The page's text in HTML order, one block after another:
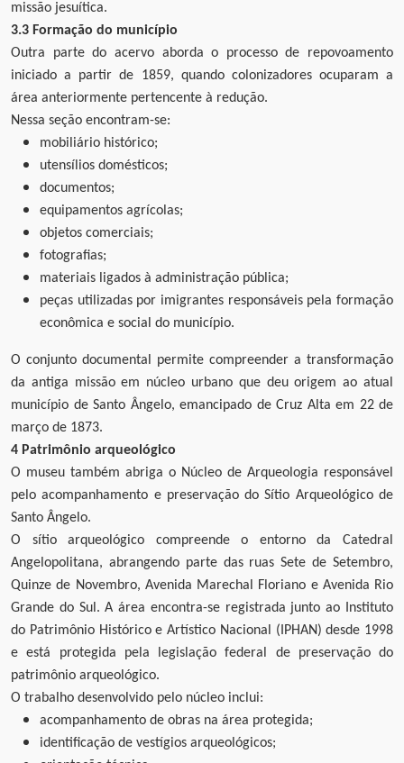
missão jesuítica.
3.3 Formação do município
Outra parte do acervo aborda o processo de repovoamento
iniciado a partir de 1859, quando colonizadores ocuparam a
área anteriormente pertencente à redução.
Nessa seção encontram-se:
mobiliário histórico;
utensílios domésticos;
documentos;
equipamentos agrícolas;
objetos comerciais;
fotografias;
materiais ligados à administração pública;
peças utilizadas por imigrantes responsáveis pela formação
econômica e social do município.
O conjunto documental permite compreender a transformação
da antiga missão em núcleo urbano que deu origem ao atual
município de Santo Ângelo, emancipado de Cruz Alta em 22 de
março de 1873.
4 Patrimônio arqueológico
O museu também abriga o Núcleo de Arqueologia responsável
pelo acompanhamento e preservação do Sítio Arqueológico de
Santo Ângelo.
O sítio arqueológico compreende o entorno da Catedral
Angelopolitana, abrangendo parte das ruas Sete de Setembro,
Quinze de Novembro, Avenida Marechal Floriano e Avenida Rio
Grande do Sul. A área encontra-se registrada junto ao Instituto
do Patrimônio Histórico e Artístico Nacional (IPHAN) desde 1998
e está protegida pela legislação federal de preservação do
patrimônio arqueológico.
O trabalho desenvolvido pelo núcleo inclui:
acompanhamento de obras na área protegida;
identificação de vestígios arqueológicos;